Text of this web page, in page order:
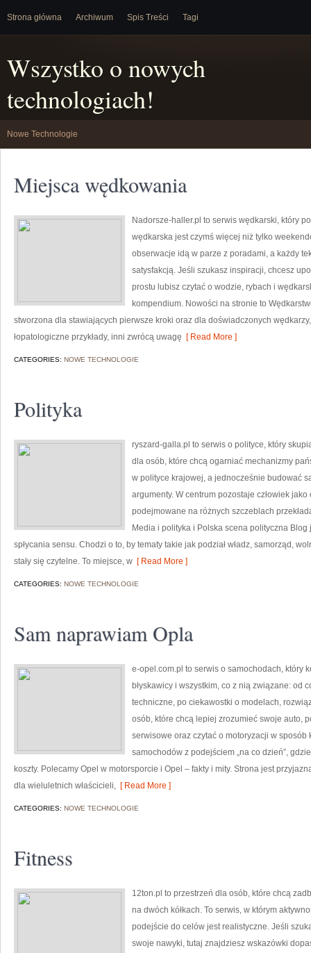
Strona główna Archiwum Spis Treści Tagi
Wszystko o nowych
technologiach!
Nowe Technologie
Miejsca wędkowania
Nadorsze-haller.pl to serwis wędkarski, który
wędkarska jest czymś więcej niż tylko
obserwacje idą w parze z poradami, a każdy
satysfakcją. Jeśli szukasz inspiracji, chcesz
prostu lubisz czytać o wodzie, rybach i
kompendium. Nowości na stronie to
stworzona dla stawiających pierwsze kroki oraz dla doświadczonych
łopatologiczne przykłady, inni zwrócą uwagę [ Read More ]
CATEGORIES: NOWE TECHNOLOGIE
Polityka
ryszard-galla.pl to serwis o polityce, który
dla osób, które chcą ogarniać mechanizmy
w polityce krajowej, a jednocześnie budować
argumenty. W centrum pozostaje człowiek
podejmowane na różnych szczeblach
Media i polityka i Polska scena polityczna Blog
spłycania sensu. Chodzi o to, by tematy takie jak podział władz, samorząd,
stały się czytelne. To miejsce, w [ Read More ]
CATEGORIES: NOWE TECHNOLOGIE
Sam naprawiam Opla
e-opel.com.pl to serwis o samochodach, który
błyskawicy i wszystkim, co z nią związane: od
techniczne, po ciekawostki o modelach,
osób, które chcą lepiej zrozumieć swoje auto,
serwisowe oraz czytać o motoryzacji w sposób
samochodów z podejściem „na co dzień”,
koszty. Polecamy Opel w motorsporcie i Opel – fakty i mity. Strona jest
dla wieluletnich właścicieli, [ Read More ]
CATEGORIES: NOWE TECHNOLOGIE
Fitness
12ton.pl to przestrzeń dla osób, które chcą
na dwóch kółkach. To serwis, w którym
podejście do celów jest realistyczne. Jeśli
swoje nawyki, tutaj znajdziesz wskazówki